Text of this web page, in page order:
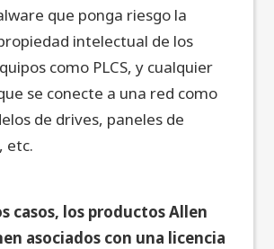
que ponga riesgo la
intelectual de los
como PLCS, y cualquier
se conecte a una red como
de drives, paneles de
etc.
casos, los productos Allen
asociados con una licencia